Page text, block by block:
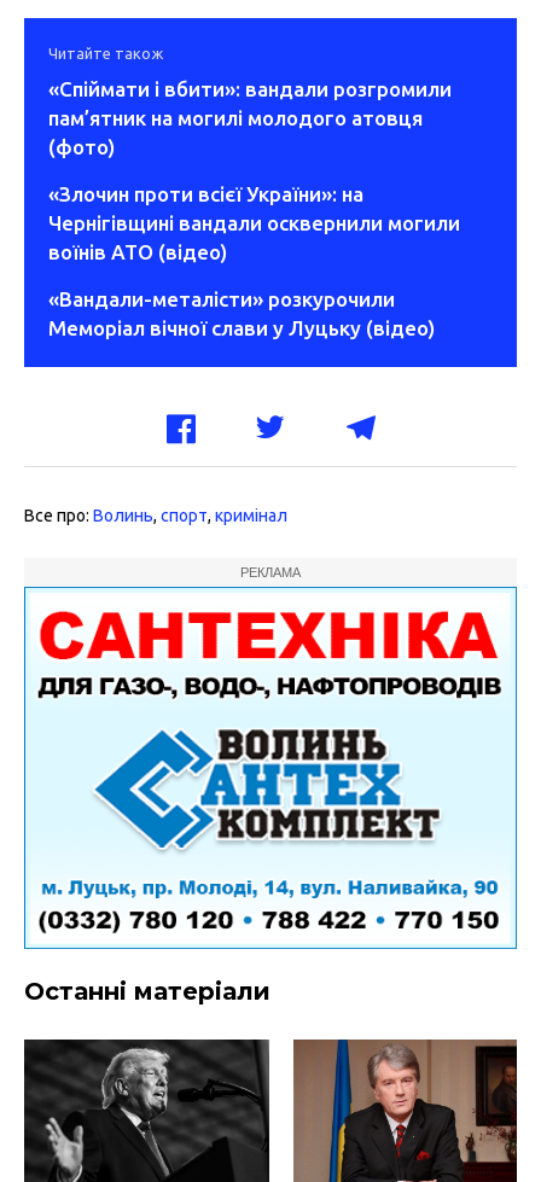
Читайте також
«Спіймати і вбити»: вандали розгромили
пам’ятник на могилі молодого атовця
(фото)
«Злочин проти всієї України»: на
Чернігівщині вандали осквернили могили
воїнів АТО (відео)
«Вандали-металісти» розкурочили
Меморіал вічної слави у Луцьку (відео)
Все про: Волинь, спорт, кримінал
РЕКЛАМА
Останні матеріали